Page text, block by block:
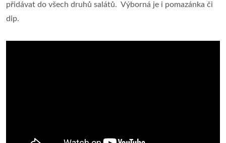
přidávat do všech druhů salátů. ­ Výborná je i pomazánka či
dip.